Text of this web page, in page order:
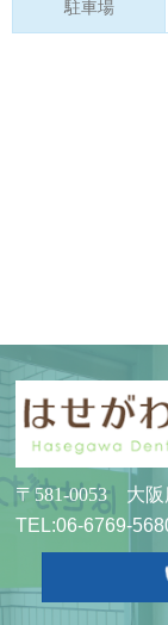
駐車場
〒581-0053 大阪
TEL:06-6769-